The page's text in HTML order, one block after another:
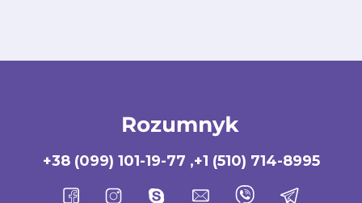
+38 (099) 101-19-77 ,+1 (510) 714-8995